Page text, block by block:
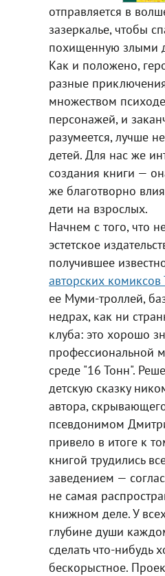
отправляется в
зазеркалье, чтобы
похищенную злыми
Как и положено,
разные
множеством
персонажей, и
разумеется, лучше
детей. Для нас же
создания книги —
же благотворно
дети на взрослых.
Начнем с того, что
эстетское
получившее
авторских комиксов
ее Муми-троллей,
недрах, как ни
клуба: это хорошо
профессиональной
среде "16 Тонн".
детскую сказку
автора,
псевдонимом
привело в итоге к
книгой трудились
заведением —
не самая
книжном деле. У
глубине души
сделать что-нибудь
бескорыстное.